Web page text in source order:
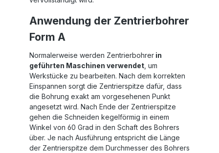
Anwendung der Zentrierbohrer
Form A
Normalerweise werden Zentrierbohrer in
geführten Maschinen verwendet , um
Werkstücke zu bearbeiten. Nach dem korrekten
Einspannen sorgt die Zentrierspitze dafür, dass
die Bohrung exakt am vorgesehenen Punkt
angesetzt wird. Nach Ende der Zentrierspitze
gehen die Schneiden kegelförmig in einem
Winkel von 60 Grad in den Schaft des Bohrers
über. Je nach Ausführung entspricht die Länge
der Zentrierspitze dem Durchmesser des Bohrers